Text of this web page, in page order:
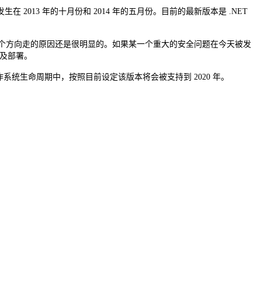
在 2013 年的十月份和 2014 年的五月份。目前的最新版本是 .NET
向走的原因还是很明显的。如果某一个重大的安全问题在今天被发
部署。
统生命周期中，按照目前设定该版本将会被支持到 2020 年。